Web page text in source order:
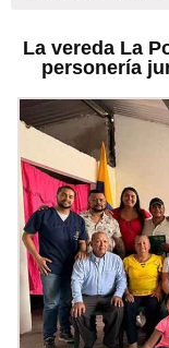
La vereda La
personería